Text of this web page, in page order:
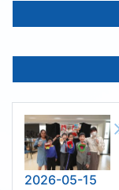
2026-05-15